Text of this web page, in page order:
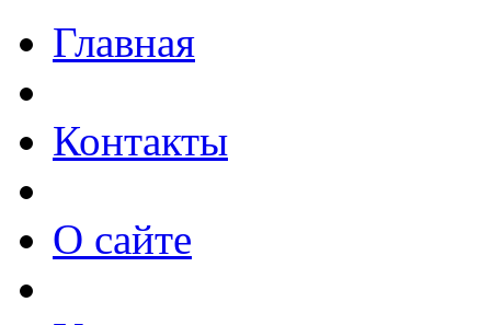
Главная
Контакты
О сайте